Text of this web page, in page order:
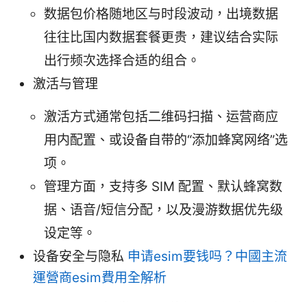
数据包价格随地区与时段波动，出境数据
往往比国内数据套餐更贵，建议结合实际
出行频次选择合适的组合。
激活与管理
激活方式通常包括二维码扫描、运营商应
用内配置、或设备自带的“添加蜂窝网络”选
项。
管理方面，支持多 SIM 配置、默认蜂窝数
据、语音/短信分配，以及漫游数据优先级
设定等。
设备安全与隐私 申请esim要钱吗？中國主流
運營商esim費用全解析